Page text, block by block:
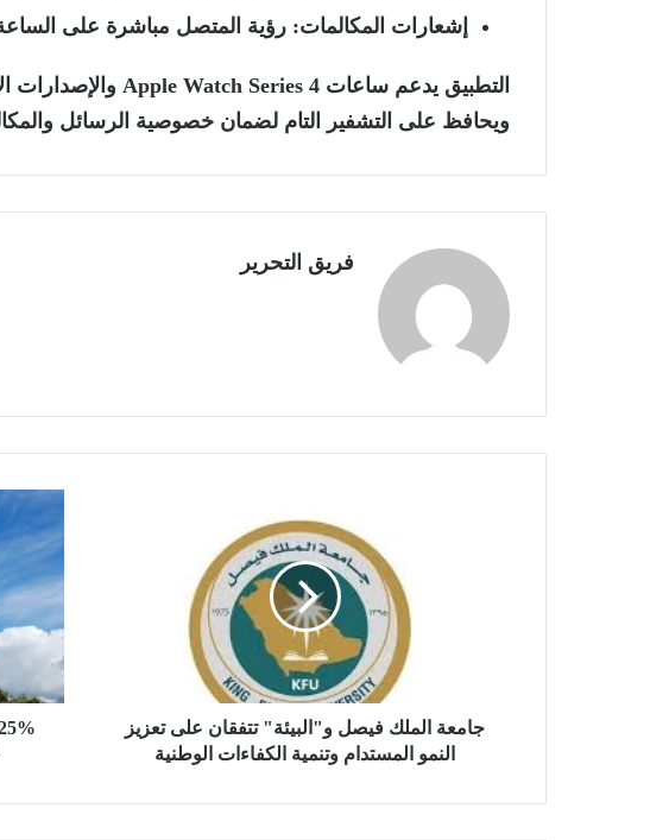
إشعارات المكالمات: رؤية المتصل مباشرة على
ويحافظ على التشفير التام لضمان خصوصية الرسائل
فريق التحرير
ص
جامعة الملك فيصل و"البيئة" تتفقان على تعزيز
النمو المستدام وتنمية الكفاءات الوطنية
2
5
%
م
ن
ق
ي
ة
خ